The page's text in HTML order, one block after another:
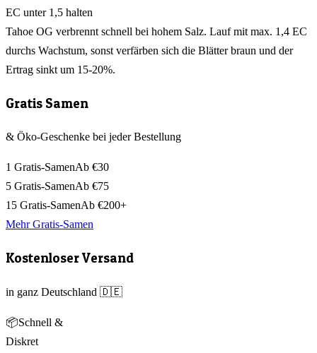
EC unter 1,5 halten
Tahoe OG verbrennt schnell bei hohem Salz. Lauf mit max. 1,4 EC
durchs Wachstum, sonst verfärben sich die Blätter braun und der
Ertrag sinkt um 15-20%.
Gratis Samen
& Öko-Geschenke bei jeder Bestellung
1 Gratis-SamenAb €30
5 Gratis-SamenAb €75
15 Gratis-SamenAb €200+
Mehr Gratis-Samen
Kostenloser Versand
in ganz Deutschland 🇩🇪
📦Schnell &
Diskret